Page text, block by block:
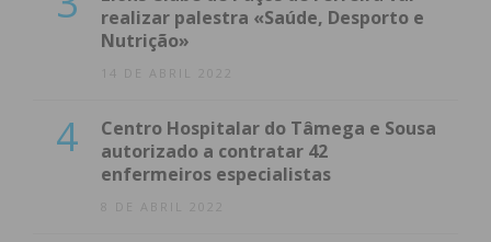
realizar palestra «Saúde, Desporto e
Nutrição»
14 DE ABRIL 2022
4
Centro Hospitalar do Tâmega e Sousa
autorizado a contratar 42
enfermeiros especialistas
8 DE ABRIL 2022